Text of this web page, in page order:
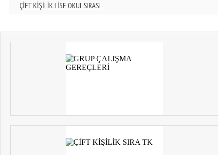
ÇİFT KİŞİLİK LİSE OKUL SIRASI